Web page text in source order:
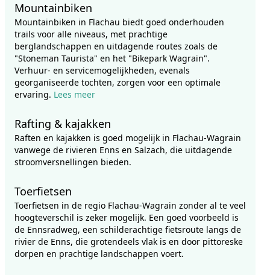
Mountainbiken
Mountainbiken in Flachau biedt goed onderhouden
trails voor alle niveaus, met prachtige
berglandschappen en uitdagende routes zoals de
"Stoneman Taurista" en het "Bikepark Wagrain".
Verhuur- en servicemogelijkheden, evenals
georganiseerde tochten, zorgen voor een optimale
ervaring. Lees meer
Rafting & kajakken
Raften en kajakken is goed mogelijk in Flachau-Wagrain
vanwege de rivieren Enns en Salzach, die uitdagende
stroomversnellingen bieden.
Toerfietsen
Toerfietsen in de regio Flachau-Wagrain zonder al te veel
hoogteverschil is zeker mogelijk. Een goed voorbeeld is
de Ennsradweg, een schilderachtige fietsroute langs de
rivier de Enns, die grotendeels vlak is en door pittoreske
dorpen en prachtige landschappen voert.